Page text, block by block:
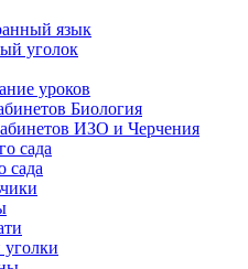
язык
уголок
уроков
Биология
ИЗО и Черчения
сада
сада